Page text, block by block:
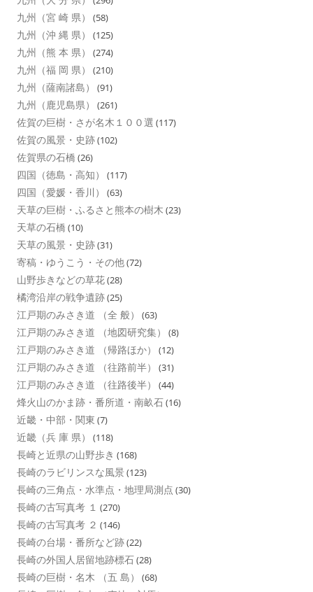
九州（宮 崎 県） (58)
九州（沖 縄 県） (125)
九州（熊 本 県） (274)
九州（福 岡 県） (210)
九州（薩南諸島） (91)
九州（鹿児島県） (261)
佐賀の巨樹・さが名木１００選 (117)
佐賀の風景・史跡(102)
佐賀県の石橋 (26)
四国（徳島・高知） (117)
四国（愛媛・香川） (63)
天草の巨樹・ふるさと熊本の樹木 (23)
天草の石橋 (10)
天草の風景・史跡(31)
寄稿・ゆうこう・その他(72)
山野歩きなどの草花(28)
橘湾沿岸の戦争遺跡(25)
江戸期のみさき道 （全 般） (63)
江戸期のみさき道 （地図研究集） (8)
江戸期のみさき道 （帰路ほか） (12)
江戸期のみさき道 （往路前半） (31)
江戸期のみさき道 （往路後半） (44)
烽火山のかま跡・番所道・南畝石(16)
近畿・中部・関東 (7)
近畿（兵 庫 県） (118)
長崎と近県の山野歩き (168)
長崎のラビリンスな風景 (123)
長崎の三角点・水準点・地理局測点 (30)
長崎の古写真考 １ (270)
長崎の古写真考 ２ (146)
長崎の台場・番所など跡(22)
長崎の外国人居留地跡標石(28)
長崎の巨樹・名木 （五 島） (68)